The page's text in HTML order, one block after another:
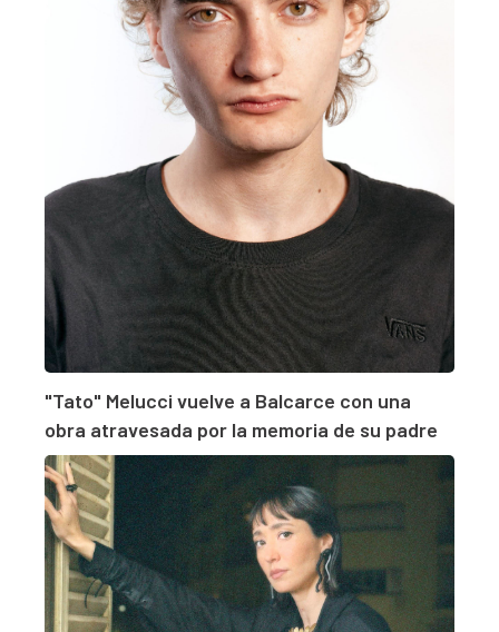
"Tato" Melucci vuelve a Balcarce con una
obra atravesada por la memoria de su padre